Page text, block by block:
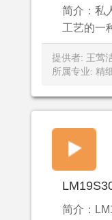
简介：私
工艺的一
提供者: 王莺
所属专业: 精
简介：